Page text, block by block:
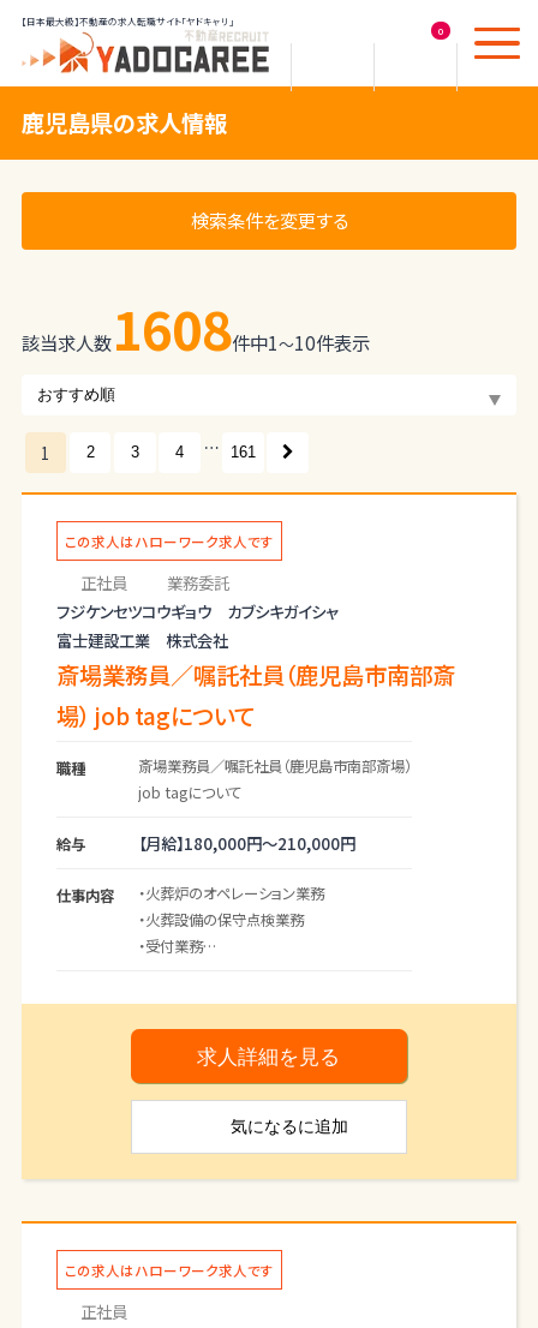
【日本最大級】不動産の求人転職サイト「ヤドキャリ」
0
鹿児島県の求人情報
検索条件を変更する
該当求人数1608件中1〜10件表示
1 2 3 4 … 161
この求人はハローワーク求人です
正社員
業務委託
フジケンセツコウギョウ カブシキガイシャ
富士建設工業 株式会社
斎場業務員／嘱託社員（鹿児島市南部斎
場） job tagについて
職種
斎場業務員／嘱託社員（鹿児島市南部斎場）
job tagについて
給与 【月給】180,000円～210,000円
仕事内容
・火葬炉のオペレーション業務
・火葬設備の保守点検業務
・受付業務
＊業務上車を使用する機会はありません。
＊変更の範囲：会社の定める業務
求人詳細を見る
気になるに追加
この求人はハローワーク求人です
正社員